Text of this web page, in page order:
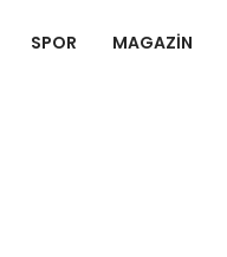
SPOR MAGAZIN